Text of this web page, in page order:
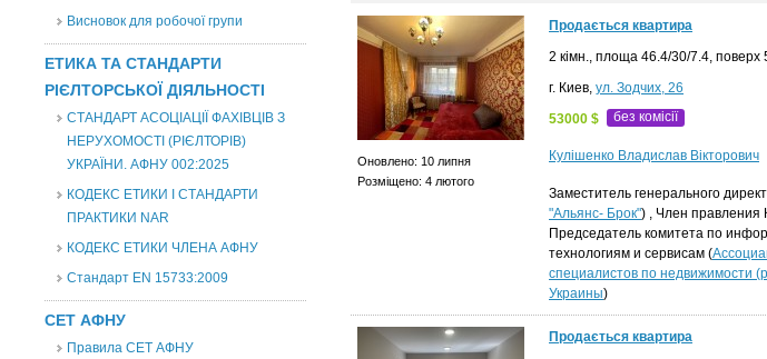
Висновок для робочої групи
ЕТИКА ТА СТАНДАРТИ
РІЄЛТОРСЬКОЇ ДІЯЛЬНОСТІ
СТАНДАРТ АСОЦІАЦІЇ ФАХІВЦІВ З
НЕРУХОМОСТІ (РІЄЛТОРІВ)
УКРАЇНИ. АФНУ 002:2025
КОДЕКС ЕТИКИ І СТАНДАРТИ
ПРАКТИКИ NAR
КОДЕКС ЕТИКИ ЧЛЕНА АФНУ
Стандарт EN 15733:2009
СЕТ АФНУ
Правила СЕТ АФНУ
Оновлено: 10 липня
Розміщено: 4 лютого
Продається квартира
2 кімн., площа 46.4/30/7.4, поверх
г. Киев, ул. Зодчих, 26
53000 $
без комісії
Кулішенко Владислав Вікторович
Заместитель генерального
"Альянс- Брок") , Член
Председатель комитета по
технологиям и сервисам (
специалистов по недвижимости
Украины)
Продається квартира